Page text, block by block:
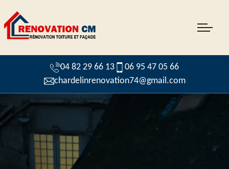
04 82 29 66 13
06 95 47 05 66
chardelinrenovation74@gmail.com